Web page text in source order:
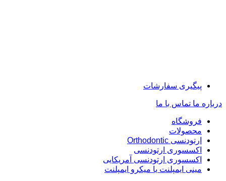
پیگیری سفارشات
درباره ما تماس با ما
فروشگاه
محصولات
ارتودنسی Orthodontic
اکسسوری ارتودنسی
اکسسوری ارتودنسی آمریکایی
مینی ایمپلنت یا میکرو ایمپلنت